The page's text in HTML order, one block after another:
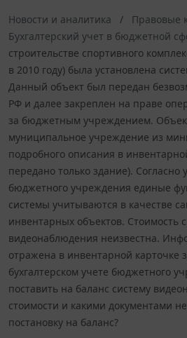
Новости и аналитика
Правовые
Бухгалтерский учет в бюджетной
строительстве спортивного
в 2010 году) была установлена
Данный объект был передан
РФ и далее закреплен на праве
за бюджетным учреждением.
муниципальное учреждение из
подробного описания в
передано только здание). Согласно
бюджетного учреждения единые
системы учитываются в качестве
инвентарных объектов. Стоимость
видеонаблюдения неизвестна.
отражена в инвентарной карточке
бухгалтерском учете бюджетного
поставить на баланс систему
стоимости и какими документами
постановку на баланс?